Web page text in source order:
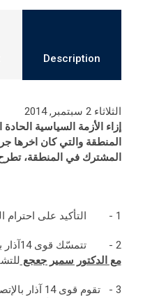
Description
الثلاثاء 2 سبتمبر, 2014
إزاء الأزمة السياسية الحادة
المنطقة والتي كان اخرها
المشترك في المنطقة،
1 - التأكيد على احترام المهل الدستورية كافةً ومبدأ تداول السلطات.
2 - تتمسّك قوى 14آذار بترشيح الدكتور سمير جعجع لرئاسة الجمهورية، وتعلن في الوقت ذاته استعدادها التام
مع الدكتور سمير جعجع
3 - تقوم